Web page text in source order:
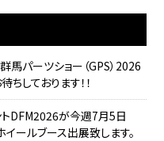
馬パーツショー（GPS）2026
しております！！
トDFM2026が今週7月5日
ールブース出展致します。